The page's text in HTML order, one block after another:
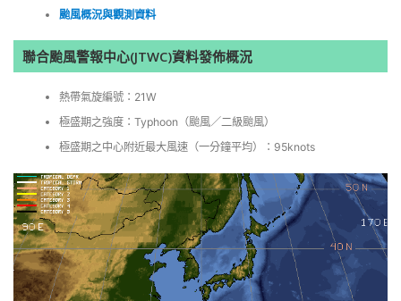
颱風概況與觀測資料
聯合颱風警報中心(JTWC)資料發佈概況
熱帶氣旋編號：21W
極盛期之強度：Typhoon（颱風／二級颱風）
極盛期之中心附近最大風速（一分鐘平均）：95knots